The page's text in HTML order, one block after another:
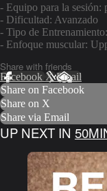
- Equipo para la sesión:
- Dificultad: Avanzado
- Tipo de
- Enfoque muscular:
Share with friends
Facebook XEmail
Share on Facebook
Share on X
Share via Email
UP NEXT IN